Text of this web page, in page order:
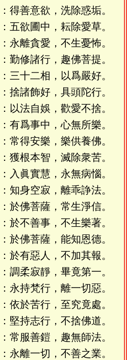
得善意欲，洗除惑垢。
五欲圃中，耘除愛草。
永離貪愛，不生憂怖。
勤修諸行，趣佛菩提。
三十二相，以爲嚴好。
捨諸飾好，具頭陀行。
以法自娛，歡愛不捨。
有爲事中，心無所樂。
常得安樂，樂供養佛。
獲根本智，滅除衆苦。
入眞實慧，永無病惱。
知身空寂，離乖諍法。
於佛菩薩，常生淨信。
於不善事，不生樂著。
於佛菩薩，能知恩德。
於有惡人，不加其報。
調柔寂靜，畢竟第一。
永持梵行，離一切惡。
依於苦行，至究竟處。
堅持志行，不捨佛道。
常服善鎧，趣無師法。
永離一切，不善之業。